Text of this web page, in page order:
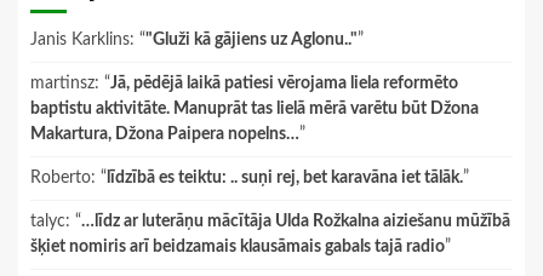
Janis Karklins: “"Gluži kā gājiens uz Aglonu.."”
martinsz: “Jā, pēdējā laikā patiesi vērojama liela reformēto
baptistu aktivitāte. Manuprāt tas lielā mērā varētu būt Džona
Makartura, Džona Paipera nopelns…”
Roberto: “ līdzībā es teiktu: .. suņi rej, bet karavāna iet tālāk.”
talyc: “…līdz ar luterāņu mācītāja Ulda Rožkalna aiziešanu mūžībā
šķiet nomiris arī beidzamais klausāmais gabals tajā radio”